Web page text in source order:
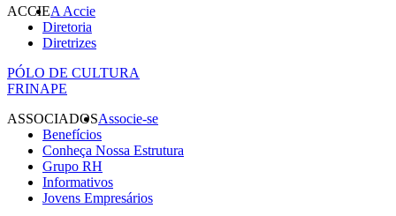
ACCIEA Accie
Diretoria
Diretrizes
PÓLO DE CULTURA
FRINAPE
ASSOCIADOSAssocie-se
Benefícios
Conheça Nossa Estrutura
Grupo RH
Informativos
Jovens Empresários